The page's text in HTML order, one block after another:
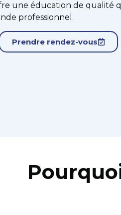
une éducation de qualité
professionnel.
Prendre rendez-vous